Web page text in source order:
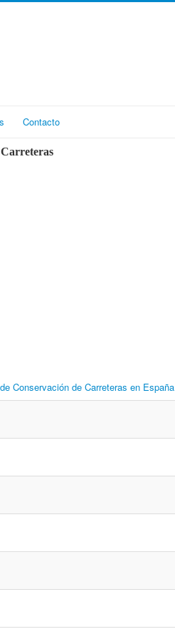
Contacto
Conservación de Carreteras en España